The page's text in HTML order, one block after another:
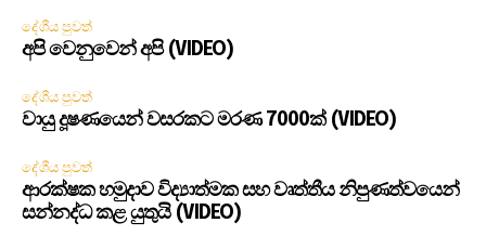
දේශීය පුවත්
අපි වෙනුවෙන් අපි (VIDEO)
දේශීය පුවත්
වායු දූෂණයෙන් වසරකට මරණ 7000ක් (VIDEO)
දේශීය පුවත්
ආරක්ෂක හමුදාව විද්‍යාත්මක සහ වෘත්තීය නිපුණත්වයෙන්
සන්නද්ධ කළ යුතුයි (VIDEO)